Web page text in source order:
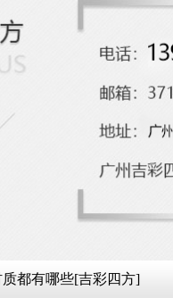
都有哪些[吉彩四方]